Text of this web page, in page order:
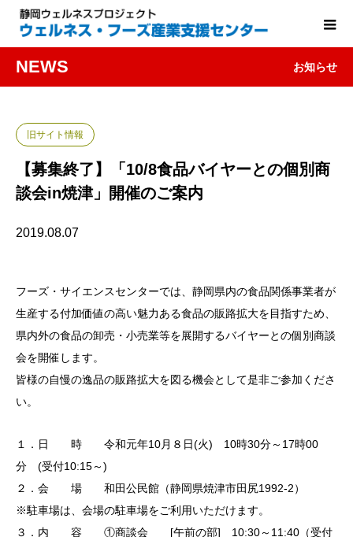
NEWS お知らせ
旧サイト情報
【募集終了】「10/8食品バイヤーとの個別商
談会in焼津」開催のご案内
2019.08.07
フーズ・サイエンスセンターでは、静岡県内の食品関係事業者が
生産する付加価値の高い魅力ある食品の販路拡大を目指すため、
県内外の食品の卸売・小売業等を展開するバイヤーとの個別商談
会を開催します。
皆様の自慢の逸品の販路拡大を図る機会として是非ご参加くださ
い。
１．日 時 令和元年10月８日(火) 10時30分～17時00
分 (受付10:15～)
２．会 場 和田公民館（静岡県焼津市田尻1992-2）
※駐車場は、会場の駐車場をご利用いただけます。
３．内 容 ①商談会 [午前の部] 10:30～11:40（受付